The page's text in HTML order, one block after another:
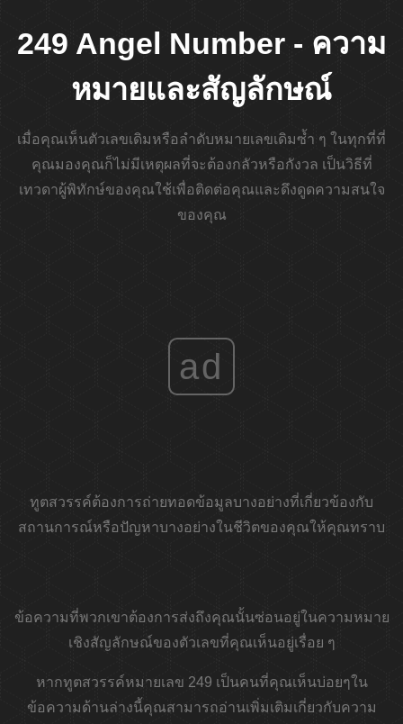
249 Angel Number - ความ
หมายและสัญลักษณ์
เมื่อคุณเห็นตัวเลขเดิมหรือลำดับหมายเลขเดิมซ้ำ ๆ ในทุกที่ที่
คุณมองคุณก็ไม่มีเหตุผลที่จะต้องกลัวหรือกังวล เป็นวิธีที่
เทวดาผู้พิทักษ์ของคุณใช้เพื่อติดต่อคุณและดึงดูดความสนใจ
ของคุณ
ad
ทูตสวรรค์ต้องการถ่ายทอดข้อมูลบางอย่างที่เกี่ยวข้องกับ
สถานการณ์หรือปัญหาบางอย่างในชีวิตของคุณให้คุณทราบ
ข้อความที่พวกเขาต้องการส่งถึงคุณนั้นซ่อนอยู่ในความหมาย
เชิงสัญลักษณ์ของตัวเลขที่คุณเห็นอยู่เรื่อย ๆ
หากทูตสวรรค์หมายเลข 249 เป็นคนที่คุณเห็นบ่อยๆใน
ข้อความด้านล่างนี้คุณสามารถอ่านเพิ่มเติมเกี่ยวกับความ